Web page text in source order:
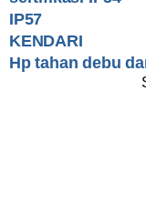
IP57
KENDARI
Hp tahan debu